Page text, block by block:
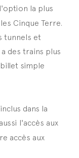
la plus
Cinque Terre.
tunnels et
des trains plus
simple
dans la
l'accès aux
accès aux